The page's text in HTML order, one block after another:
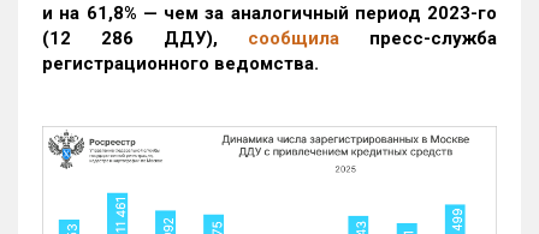
и на 61,8% — чем за аналогичный период 2023-го
(12 286 ДДУ), сообщила пресс-служба
регистрационного ведомства.